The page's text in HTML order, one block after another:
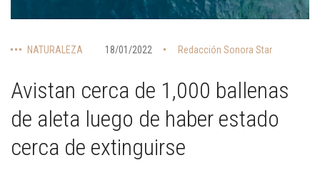
NATURALEZA 18/01/2022 Redacción Sonora Star
Avistan cerca de 1,000 ballenas
de aleta luego de haber estado
cerca de extinguirse